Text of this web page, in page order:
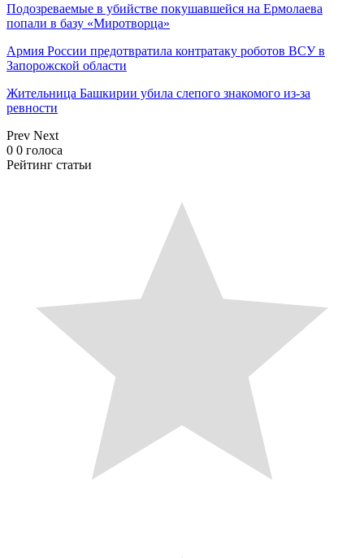
Подозреваемые в убийстве покушавшейся на Ермолаева
попали в базу «Миротворца»
Армия России предотвратила контратаку роботов ВСУ в
Запорожской области
Жительница Башкирии убила слепого знакомого из-за
ревности
Prev Next
0 0 голоса
Рейтинг статьи